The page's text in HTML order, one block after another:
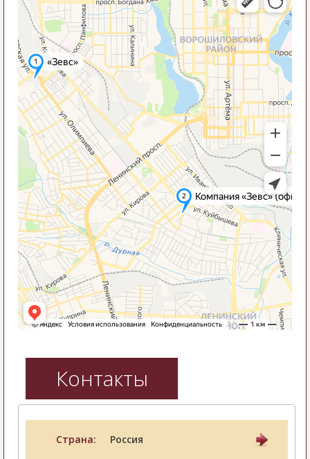
Контакты
Страна: Россия